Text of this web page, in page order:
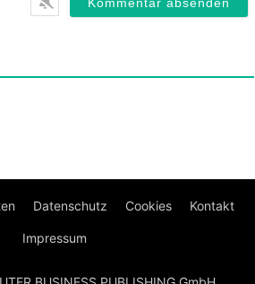
Datenschutz Cookies Kontakt
Impressum